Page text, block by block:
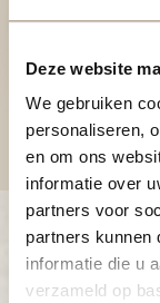
Deze website
We gebruiken
personaliseren,
en om ons
informatie over
partners voor
partners kunnen
informatie die u
verzameld op